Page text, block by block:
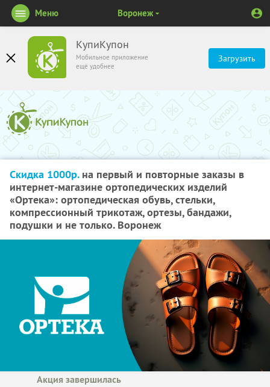
КупиКупон
Мобильное приложение
ещё удобнее
Загрузить
Меню Воронеж
Скидка 1000р.на первый и повторные заказы в
интернет-магазине ортопедических изделий
«Ортека»: ортопедическая обувь, стельки,
компрессионный трикотаж, ортезы, бандажи,
подушки и не только. Воронеж
Акция завершилась